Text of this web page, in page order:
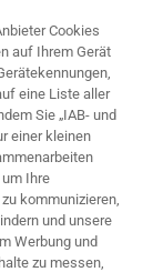
Cookies
auf Ihrem Gerät
eine Liste aller
Sie „IAB- und
einer kleinen
Ihre
kommunizieren,
und unsere
Werbung und
zu messen,